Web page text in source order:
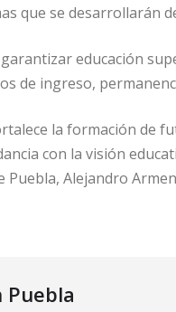
que se desarrollarán
educación
de ingreso,
la formación de
con la visión
Puebla, Alejandro
Puebla